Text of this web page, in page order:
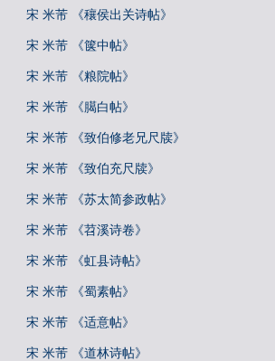
宋 米芾 《穰侯出关诗帖》
宋 米芾 《箧中帖》
宋 米芾 《粮院帖》
宋 米芾 《臈白帖》
宋 米芾 《致伯修老兄尺牍》
宋 米芾 《致伯充尺牍》
宋 米芾 《苏太简参政帖》
宋 米芾 《苕溪诗卷》
宋 米芾 《虹县诗帖》
宋 米芾 《蜀素帖》
宋 米芾 《适意帖》
宋 米芾 《道林诗帖》